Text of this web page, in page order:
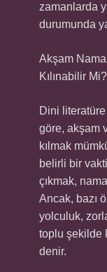
zamanlarda
durumunda
Akşam
Kılınabilir Mi?
Dini
göre, akşam
kılmak
belirli bir
çıkmak,
Ancak, bazı
yolculuk,
toplu şekilde
denir.